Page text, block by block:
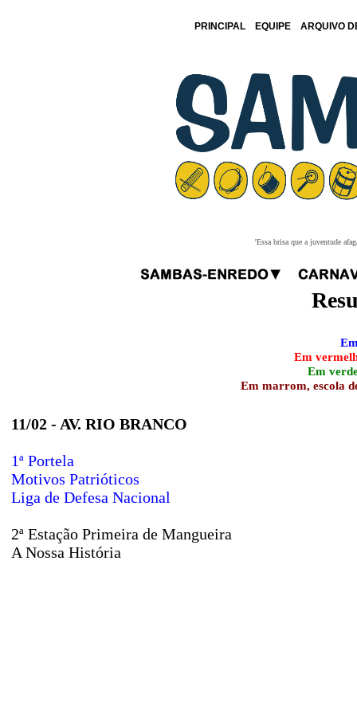
PRINCIPAL EQUIPE ARQUIVO
'Essa brisa que a juventude
Em
Em
Em marrom, escola
11/02 - AV. RIO BRANCO
1ª Portela
Motivos Patrióticos
Liga de Defesa Nacional
2ª Estação Primeira de Mangueira
A Nossa História